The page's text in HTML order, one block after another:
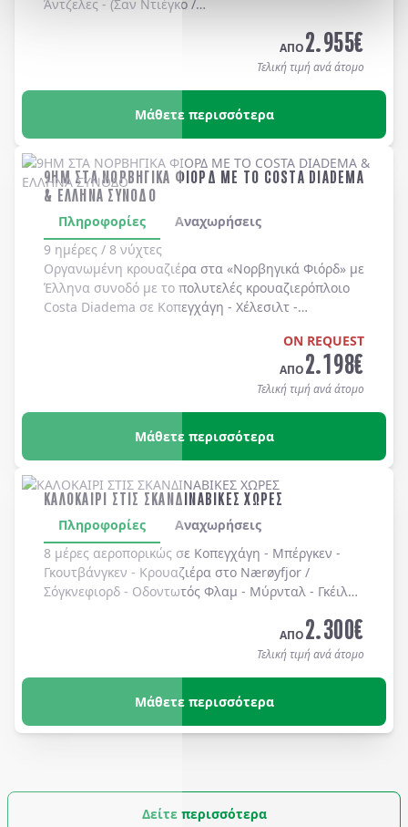
Άντζελες - (Σαν Ντιέγκο /
. Διαμονή σε
ΑΠΟ2.955€
Τελική τιμή ανά άτομο
Μάθετε περισσότερα
9ΗΜ ΣΤΑ ΝΟΡΒΗΓΙΚΑ ΦΙΟΡΔ ΜΕ ΤΟ COSTA DIADEMA
& ΕΛΛΗΝΑ ΣΥΝΟΔΟ
Πληροφορίες
Αναχωρήσεις
9 ημέρες / 8 νύχτες
Οργανωμένη κρουαζιέρα στα «Νορβηγικά Φιόρδ» με
Έλληνα συνοδό με το πολυτελές κρουαζιερόπλοιο
Costa Diadema σε Κοπεγχάγη - Χέλεσιλτ -
ON REQUEST
ΑΠΟ2.198€
Τελική τιμή ανά άτομο
Μάθετε περισσότερα
ΚΑΛΟΚΑΙΡΙ ΣΤΙΣ ΣΚΑΝΔΙΝΑΒΙΚΕΣ ΧΩΡΕΣ
Πληροφορίες
Αναχωρήσεις
8 μέρες αεροπορικώς σε Κοπεγχάγη - Μπέργκεν -
Γκουτβάνγκεν - Κρουαζιέρα στο Nærøyfjor /
Σόγκνεφιορδ - Οδοντωτός Φλαμ - Μύρνταλ - Γκέιλο -
Στοκχόλμη. Διαμονή σε ξενοδοχεία 3* & 4* με
ΑΠΟ2.300€
Τελική τιμή ανά άτομο
Μάθετε περισσότερα
Δείτε περισσότερα